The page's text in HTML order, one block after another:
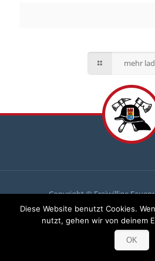
mehr
Copyright © Freiwillige
Du brauchst uns, wir
Komm zu uns und
Diese Website benutzt Cookies.
nutzt, gehen wir von deinem
OK